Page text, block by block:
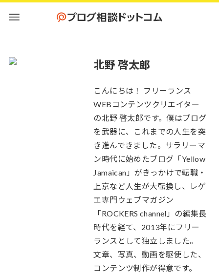
北野 啓太郎
こんにちは！ フリーランス
WEBコンテンツクリエイター
の北野 啓太郎です。僕はブログ
を武器に、これまでの人生を突
き進んできました。サラリーマ
ン時代に始めたブログ「Yellow
Jamaican」がきっかけで転職・
上京など人生が大転換し、レゲ
エ専門ウェブマガジン
「ROCKERS channel」の編集長
時代を経て、2013年にフリー
ランスとして独立しました。
文章、写真、動画を駆使した、
コンテンツ制作が得意です。